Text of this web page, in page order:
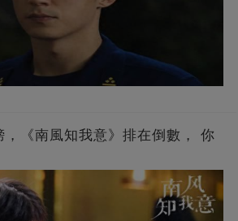
，《南風知我意》排在倒數， 你